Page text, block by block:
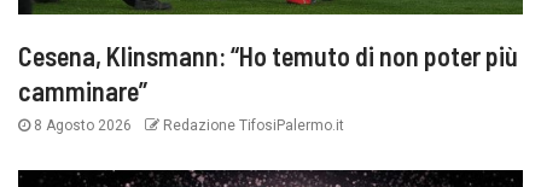
Cesena, Klinsmann: “Ho temuto di non poter più
camminare”
8 Agosto 2026 Redazione TifosiPalermo.it